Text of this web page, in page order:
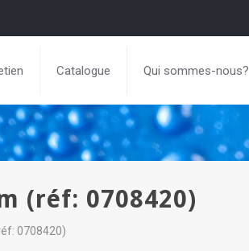
Catalogue Qui sommes-nous?
(réf: 0708420)
0708420)